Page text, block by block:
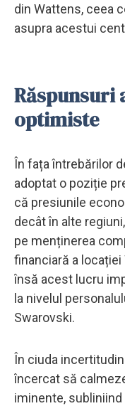
din Wattens, ceea
asupra acestui
Răspunsuri
optimiste
În fața întrebărilor
adoptat o poziție
că presiunile
decât în alte
pe menținerea
financiară a
însă acest lucru
la nivelul
Swarovski.
În ciuda
încercat să
iminente,